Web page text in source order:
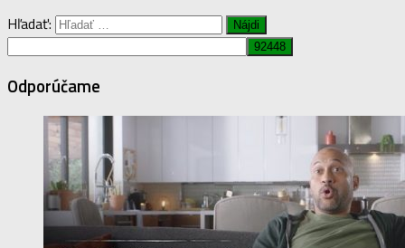
Hľadať:
Odporúčame